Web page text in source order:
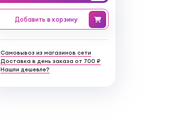
Добавить в корзину
Самовывоз из магазинов сети
Доставка в день заказа от 700 ₽
Нашли дешевле?